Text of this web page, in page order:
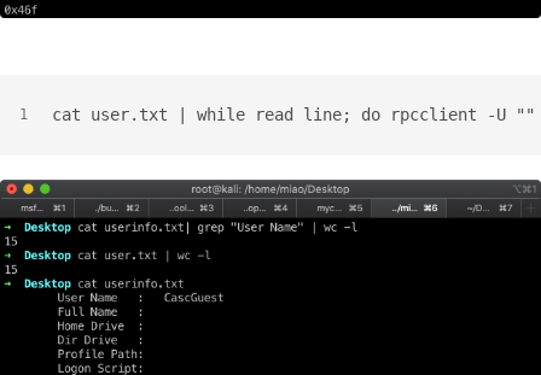
1 cat user.txt | while read line; do rpcclient -U ""